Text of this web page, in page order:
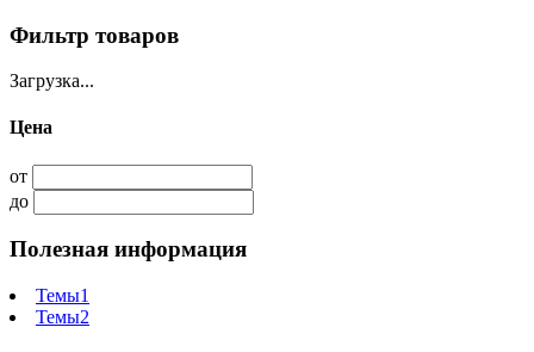
Фильтр товаров
Загрузка...
Цена
от
до
Полезная информация
Темы1
Темы2